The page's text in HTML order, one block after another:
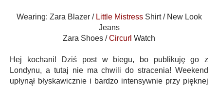
Wearing: Zara Blazer / Little MistressShirt / New Look
Jeans
Zara Shoes /Circurl Watch
Hej kochani! Dziś post w biegu, bo publikuję go z
Londynu, a tutaj nie ma chwili do stracenia! Weekend
upłynął błyskawicznie i bardzo intensywnie przy pięknej